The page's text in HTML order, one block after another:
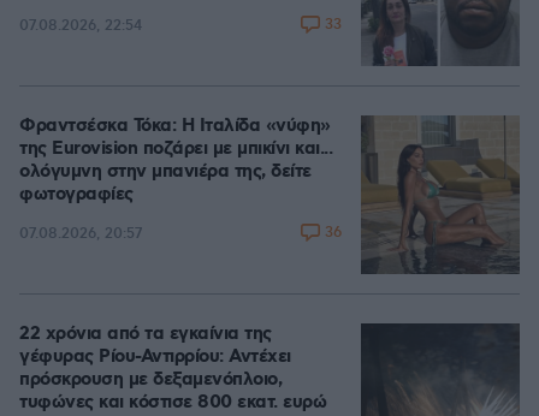
07.08.2026, 22:54 33
Φραντσέσκα Τόκα: Η Ιταλίδα «νύφη»
της Eurovision ποζάρει με μπικίνι και...
ολόγυμνη στην μπανιέρα της, δείτε
φωτογραφίες
07.08.2026, 20:57 36
22 χρόνια από τα εγκαίνια της
γέφυρας Ρίου-Αντιρρίου: Αντέχει
πρόσκρουση με δεξαμενόπλοιο,
τυφώνες και κόστισε 800 εκατ. ευρώ